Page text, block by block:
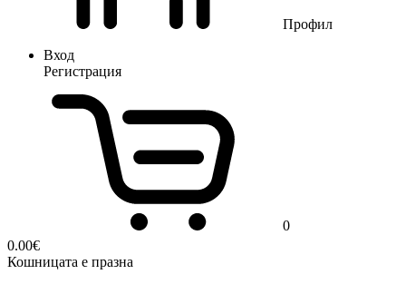
Профил
Вход
Регистрация
0
0.00€
Кошницата е празна